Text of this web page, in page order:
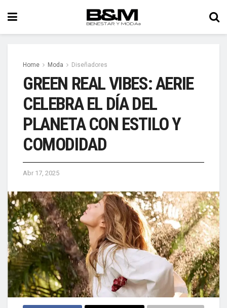
Home Moda Diseñadores
GREEN REAL VIBES: AERIE
CELEBRA EL DÍA DEL
PLANETA CON ESTILO Y
COMODIDAD
Abr 17, 2025